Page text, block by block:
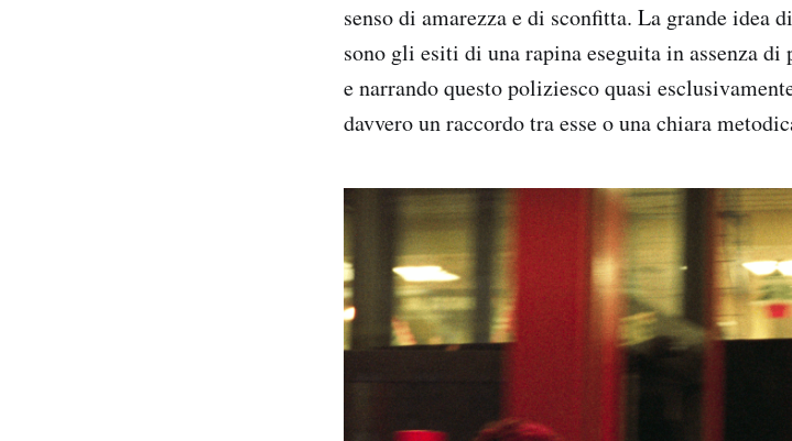
senso di amarezza e di sconfitta. La grande idea di
sono gli esiti di una rapina eseguita in assenza
e narrando questo poliziesco quasi
davvero un raccordo tra esse o una chiara